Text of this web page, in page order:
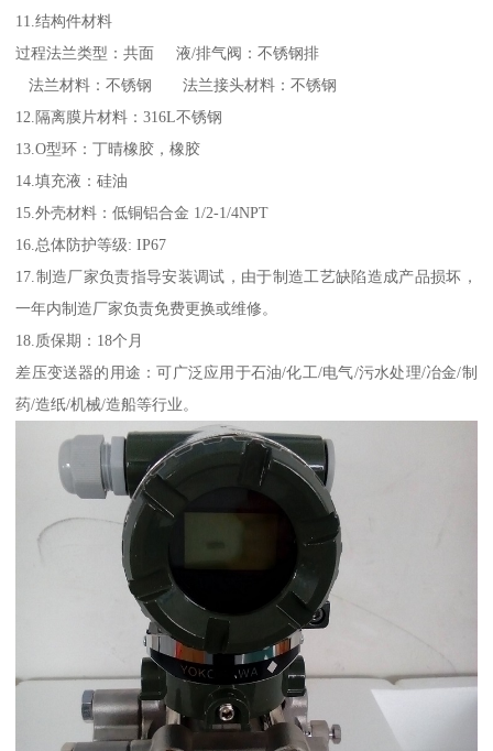
11.结构件材料
过程法兰类型：共面 液/排气阀：不锈钢排
法兰材料：不锈钢 法兰接头材料：不锈钢
12.隔离膜片材料：316L不锈钢
13.O型环：丁晴橡胶，橡胶
14.填充液：硅油
15.外壳材料：低铜铝合金 1/2-1/4NPT
16.总体防护等级: IP67
17.制造厂家负责指导安装调试，由于制造工艺缺陷造成产品损坏，
一年内制造厂家负责免费更换或维修。
18.质保期：18个月
差压变送器的用途：可广泛应用于石油/化工/电气/污水处理/冶金/制
药/造纸/机械/造船等行业。